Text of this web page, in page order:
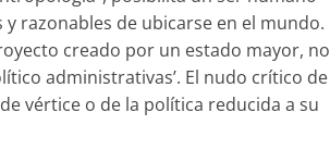
razonables de ubicarse en el mundo.
creado por un estado mayor, no
administrativas’. El nudo crítico de
vértice o de la política reducida a su